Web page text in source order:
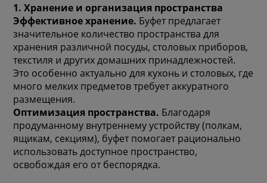
1. Хранение и организация пространства
Эффективное хранение. Буфет предлагает
значительное количество пространства для
хранения различной посуды, столовых приборов,
текстиля и других домашних принадлежностей.
Это особенно актуально для кухонь и столовых, где
много мелких предметов требует аккуратного
размещения.
Оптимизация пространства. Благодаря
продуманному внутреннему устройству (полкам,
ящикам, секциям), буфет помогает рационально
использовать доступное пространство,
освобождая его от беспорядка.